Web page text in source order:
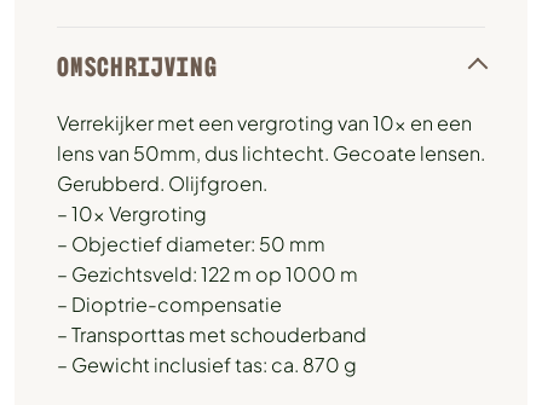
OMSCHRIJVING
Verrekijker met een vergroting van 10x en een
lens van 50mm, dus lichtecht. Gecoate lensen.
Gerubberd. Olijfgroen.
– 10x Vergroting
– Objectief diameter: 50 mm
– Gezichtsveld: 122 m op 1000 m
– Dioptrie-compensatie
– Transporttas met schouderband
– Gewicht inclusief tas: ca. 870 g